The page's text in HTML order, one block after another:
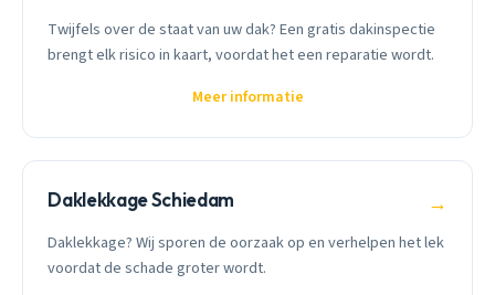
Twijfels over de staat van uw dak? Een gratis dakinspectie
brengt elk risico in kaart, voordat het een reparatie wordt.
Meer informatie
Daklekkage Schiedam →
Daklekkage? Wij sporen de oorzaak op en verhelpen het lek
voordat de schade groter wordt.